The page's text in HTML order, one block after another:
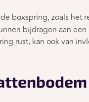
boxspring, zoals het
bijdragen aan
rust, kan ook van